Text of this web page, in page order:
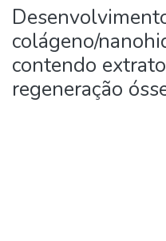
Statistics
colágeno/
contendo
regeneração